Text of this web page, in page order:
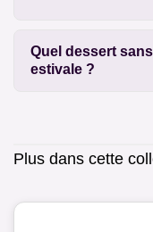
Quel dessert
estivale ?
Plus dans cette